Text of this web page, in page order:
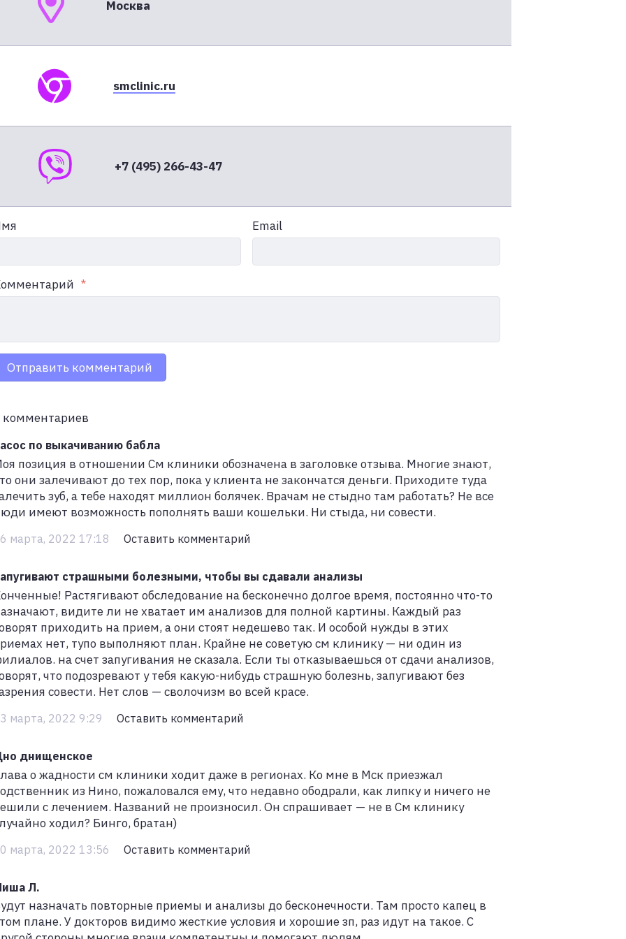
Москва
smclinic.ru
+7 (495) 266-43-47
Email
Отправить комментарий
комментариев
по выкачиванию бабла
позиция в отношении См клиники обозначена в заголовке отзыва. Многие знают,
они залечивают до тех пор, пока у клиента не закончатся деньги. Приходите туда
зуб, а тебе находят миллион болячек. Врачам не стыдно там работать? Не все
имеют возможность пополнять ваши кошельки. Ни стыда, ни совести.
марта, 2022 17:18 Оставить комментарий
страшными болезными, чтобы вы сдавали анализы
Растягивают обследование на бесконечно долгое время, постоянно что-то
видите ли не хватает им анализов для полной картины. Каждый раз
приходить на прием, а они стоят недешево так. И особой нужды в этих
нет, тупо выполняют план. Крайне не советую см клинику — ни один из
на счет запугивания не сказала. Если ты отказываешься от сдачи анализов,
что подозревают у тебя какую-нибудь страшную болезнь, запугивают без
совести. Нет слов — сволочизм во всей красе.
марта, 2022 9:29 Оставить комментарий
днищенское
о жадности см клиники ходит даже в регионах. Ко мне в Мск приезжал
из Нино, пожаловался ему, что недавно ободрали, как липку и ничего не
с лечением. Названий не произносил. Он спрашивает — не в См клинику
ходил? Бинго, братан)
марта, 2022 13:56 Оставить комментарий
Л.
назначать повторные приемы и анализы до бесконечности. Там просто капец в
плане. У докторов видимо жесткие условия и хорошие зп, раз идут на такое. С